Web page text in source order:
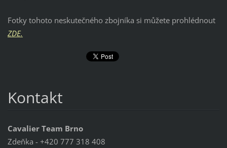
Fotky tohoto neskutečného zbojníka si můžete prohlédnout
ZDE.
Kontakt
Cavalier Team Brno
Zdeňka - +420 777 318 408